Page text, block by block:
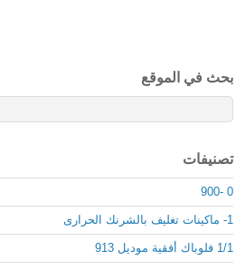
بحث في الموقع
تصنيفات
0 -900
1- ماكينات تغليف بالشرنك الحرارى
1/1 فلوباك أفقية موديل 913